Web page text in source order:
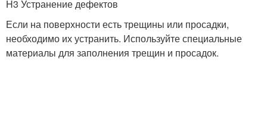
H3 Устранение дефектов
Если на поверхности есть трещины или просадки,
необходимо их устранить. Используйте специальные
материалы для заполнения трещин и просадок.